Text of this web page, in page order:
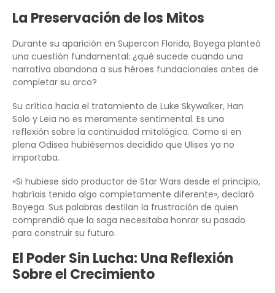
La Preservación de los Mitos
Durante su aparición en Supercon Florida, Boyega planteó
una cuestión fundamental: ¿qué sucede cuando una
narrativa abandona a sus héroes fundacionales antes de
completar su arco?
Su crítica hacia el tratamiento de Luke Skywalker, Han
Solo y Leia no es meramente sentimental. Es una
reflexión sobre la continuidad mitológica. Como si en
plena Odisea hubiésemos decidido que Ulises ya no
importaba.
«Si hubiese sido productor de Star Wars desde el principio,
habríais tenido algo completamente diferente», declaró
Boyega. Sus palabras destilan la frustración de quien
comprendió que la saga necesitaba honrar su pasado
para construir su futuro.
El Poder Sin Lucha: Una Reflexión
Sobre el Crecimiento